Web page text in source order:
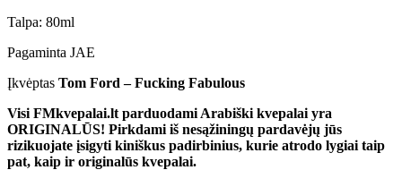
Talpa: 80ml
Pagaminta JAE
Įkvėptas Tom Ford – Fucking Fabulous
Visi FMkvepalai.lt parduodami Arabiški kvepalai yra
ORIGINALŪS! Pirkdami iš nesąžiningų pardavėjų jūs
rizikuojate įsigyti kiniškus padirbinius, kurie atrodo lygiai taip
pat, kaip ir originalūs kvepalai.